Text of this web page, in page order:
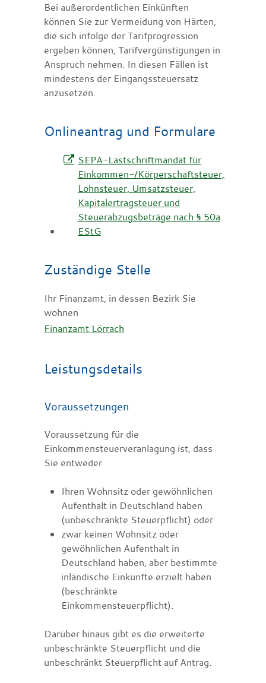
Bei außerordentlichen Einkünften
können Sie zur Vermeidung von Härten,
die sich infolge der Tarifprogression
ergeben können, Tarifvergünstigungen in
Anspruch nehmen. In diesen Fällen ist
mindestens der Eingangssteuersatz
anzusetzen.
Onlineantrag und Formulare
SEPA-Lastschriftmandat für
Einkommen-/Körperschaftsteuer,
Lohnsteuer, Umsatzsteuer,
Kapitalertragsteuer und
Steuerabzugsbeträge nach § 50a
EStG
Zuständige Stelle
Ihr Finanzamt, in dessen Bezirk Sie
wohnen
Finanzamt Lörrach
Leistungsdetails
Voraussetzungen
Voraussetzung für die
Einkommensteuerveranlagung ist, dass
Sie entweder
Ihren Wohnsitz oder gewöhnlichen
Aufenthalt in Deutschland haben
(unbeschränkte Steuerpflicht) oder
zwar keinen Wohnsitz oder
gewöhnlichen Aufenthalt in
Deutschland haben, aber bestimmte
inländische Einkünfte erzielt haben
(beschränkte
Einkommensteuerpflicht).
Darüber hinaus gibt es die erweiterte
unbeschränkte Steuerpflicht und die
unbeschränkt Steuerpflicht auf Antrag.